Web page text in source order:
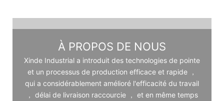
À PROPOS DE NOUS
Xinde Industrial a introduit des technologies de pointe
et un processus de production efficace et rapide ，
qui a considérablement amélioré l'efficacité du travail
， délai de livraison raccourcie ， et en même temps